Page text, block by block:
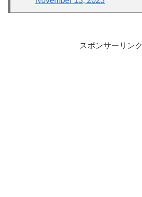
スポンサーリンク